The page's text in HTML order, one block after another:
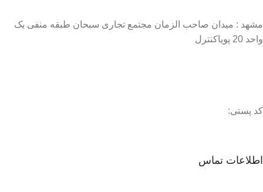
مشهد : میدان صاحب الزمان مجتمع تجاری سبحان طبقه منفی یک
واحد 20 پویاکنترل
کد پستی:
اطلاعات تماس